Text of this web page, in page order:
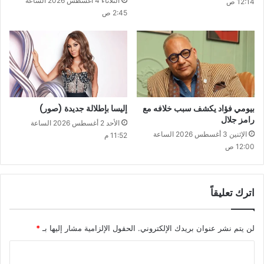
2:45 ص
بيومي فؤاد يكشف سبب خلافه مع
رامز جلال
الإثنين 3 أغسطس 2026 الساعة
12:00 ص
إليسا بإطلالة جديدة (صور)
الأحد 2 أغسطس 2026 الساعة
11:52 م
اترك تعليقاً
لن يتم نشر عنوان بريدك الإلكتروني. الحقول الإلزامية مشار إليها بـ *